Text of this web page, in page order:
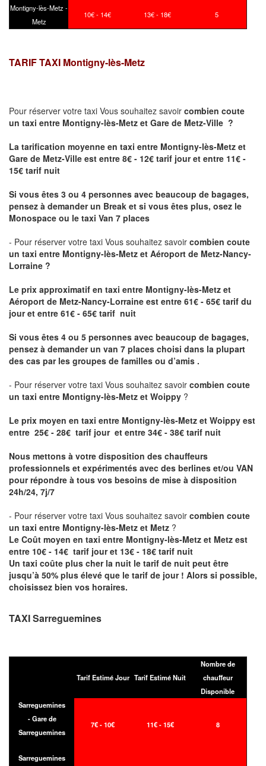
Montigny-lès-Metz -
Metz
10€ - 14€ 13€ - 18€ 5
TARIF TAXI Montigny-lès-Metz
Pour réserver votre taxi Vous souhaitez savoir combien coute
un taxi entre Montigny-lès-Metz et Gare de Metz-Ville ?
La tarification moyenne en taxi entre Montigny-lès-Metz et
Gare de Metz-Ville est entre 8€ - 12€ tarif jour et entre 11€ -
15€ tarif nuit
Si vous êtes 3 ou 4 personnes avec beaucoup de bagages,
pensez à demander un Break et si vous êtes plus, osez le
Monospace ou le taxi Van 7 places
- Pour réserver votre taxi Vous souhaitez savoir combien coute
un taxi entre Montigny-lès-Metz et Aéroport de Metz-Nancy-
Lorraine ?
Le prix approximatif en taxi entre Montigny-lès-Metz et
Aéroport de Metz-Nancy-Lorraine est entre 61€ - 65€ tarif du
jour et entre 61€ - 65€ tarif nuit
Si vous êtes 4 ou 5 personnes avec beaucoup de bagages,
pensez à demander un van 7 places choisi dans la plupart
des cas par les groupes de familles ou d’amis .
- Pour réserver votre taxi Vous souhaitez savoir combien coute
un taxi entre Montigny-lès-Metz et Woippy ?
Le prix moyen en taxi entre Montigny-lès-Metz et Woippy est
entre 25€ - 28€ tarif jour et entre 34€ - 38€ tarif nuit
Nous mettons à votre disposition des chauffeurs
professionnels et expérimentés avec des berlines et/ou VAN
pour répondre à tous vos besoins de mise à disposition
24h/24, 7j/7
- Pour réserver votre taxi Vous souhaitez savoir combien coute
un taxi entre Montigny-lès-Metz et Metz ?
Le Coût moyen en taxi entre Montigny-lès-Metz et Metz est
entre 10€ - 14€ tarif jour et 13€ - 18€ tarif nuit
Un taxi coûte plus cher la nuit le tarif de nuit peut être
jusqu’à 50% plus élevé que le tarif de jour ! Alors si possible,
choisissez bien vos horaires.
TAXI Sarreguemines
Tarif Estimé Jour Tarif Estimé Nuit
Nombre de
chauffeur
Disponible
Sarreguemines
- Gare de
Sarreguemines
7€ - 10€ 11€ - 15€ 8
Sarreguemines